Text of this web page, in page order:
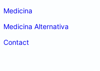
Medicina
Medicina Alternativa
Contact